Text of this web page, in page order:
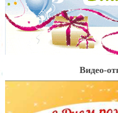
Видео-